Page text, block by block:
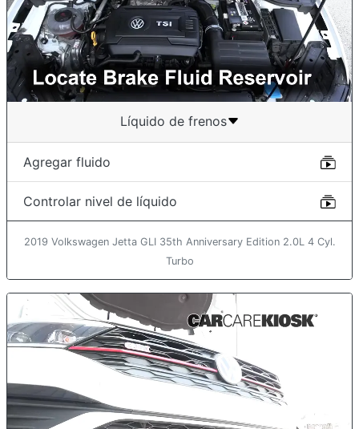
Líquido de frenos
Agregar fluido
Controlar nivel de líquido
2019 Volkswagen Jetta GLI 35th Anniversary Edition 2.0L 4 Cyl.
Turbo